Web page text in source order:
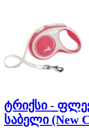
ტრიქსი -
საბელი (New